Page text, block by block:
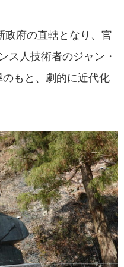
政府の直轄となり、官
ス人技術者のジャン・
もと、劇的に近代化